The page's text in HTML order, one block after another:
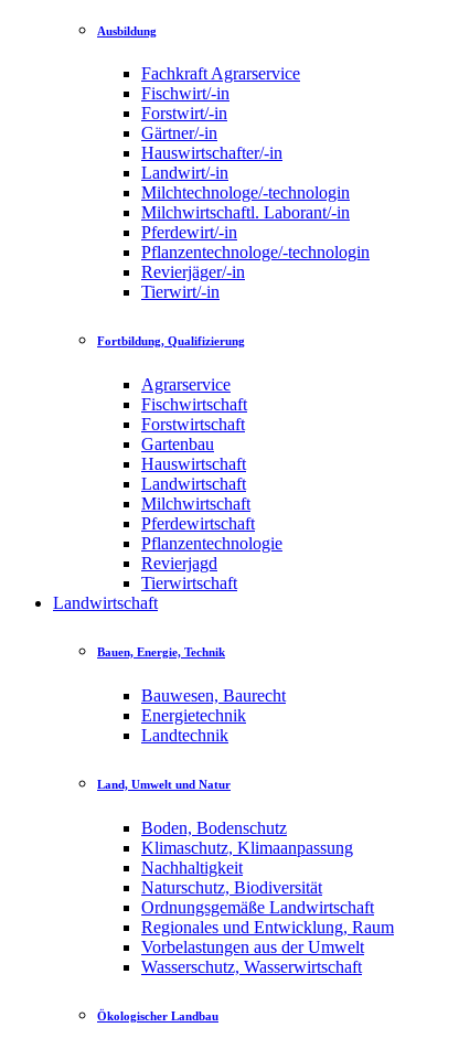
Ausbildung
Fachkraft Agrarservice
Fischwirt/-in
Forstwirt/-in
Gärtner/-in
Hauswirtschafter/-in
Landwirt/-in
Milchtechnologe/-technologin
Milchwirtschaftl. Laborant/-in
Pferdewirt/-in
Pflanzentechnologe/-technologin
Revierjäger/-in
Tierwirt/-in
Fortbildung, Qualifizierung
Agrarservice
Fischwirtschaft
Forstwirtschaft
Gartenbau
Hauswirtschaft
Landwirtschaft
Milchwirtschaft
Pferdewirtschaft
Pflanzentechnologie
Revierjagd
Tierwirtschaft
Landwirtschaft
Bauen, Energie, Technik
Bauwesen, Baurecht
Energietechnik
Landtechnik
Land, Umwelt und Natur
Boden, Bodenschutz
Klimaschutz, Klimaanpassung
Nachhaltigkeit
Naturschutz, Biodiversität
Ordnungsgemäße Landwirtschaft
Regionales und Entwicklung, Raum
Vorbelastungen aus der Umwelt
Wasserschutz, Wasserwirtschaft
Ökologischer Landbau